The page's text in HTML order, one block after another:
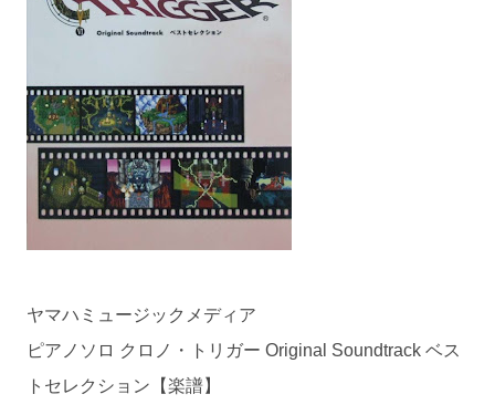
ヤマハミュージックメディア
ピアノソロ クロノ・トリガー Original Soundtrack ベス
トセレクション【楽譜】